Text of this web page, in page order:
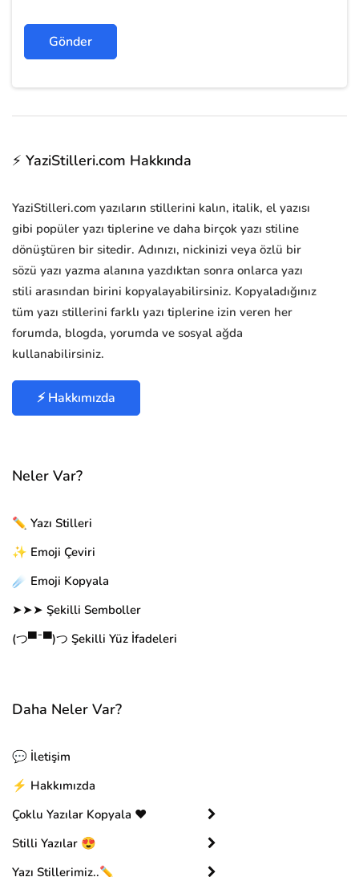
⚡ YaziStilleri.com Hakkında
YaziStilleri.com yazıların stillerini kalın, italik, el yazısı
gibi popüler yazı tiplerine ve daha birçok yazı stiline
dönüştüren bir sitedir. Adınızı, nickinizi veya özlü bir
sözü yazı yazma alanına yazdıktan sonra onlarca yazı
stili arasından birini kopyalayabilirsiniz. Kopyaladığınız
tüm yazı stillerini farklı yazı tiplerine izin veren her
forumda, blogda, yorumda ve sosyal ağda
kullanabilirsiniz.
⚡ Hakkımızda
Neler Var?
✏️ Yazı Stilleri
✨ Emoji Çeviri
☄️ Emoji Kopyala
➤➤➤ Şekilli Semboller
(つ▀¯▀)つ Şekilli Yüz İfadeleri
Daha Neler Var?
💬 İletişim
⚡ Hakkımızda
Çoklu Yazılar Kopyala ❤️
Stilli Yazılar 😍
Yazı Stillerimiz..✏️